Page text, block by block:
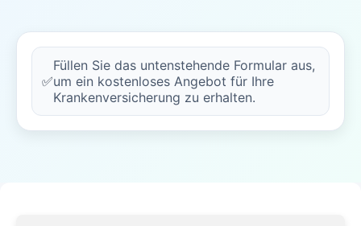
✅
Füllen Sie das untenstehende Formular aus,
um ein kostenloses Angebot für Ihre
Krankenversicherung zu erhalten.